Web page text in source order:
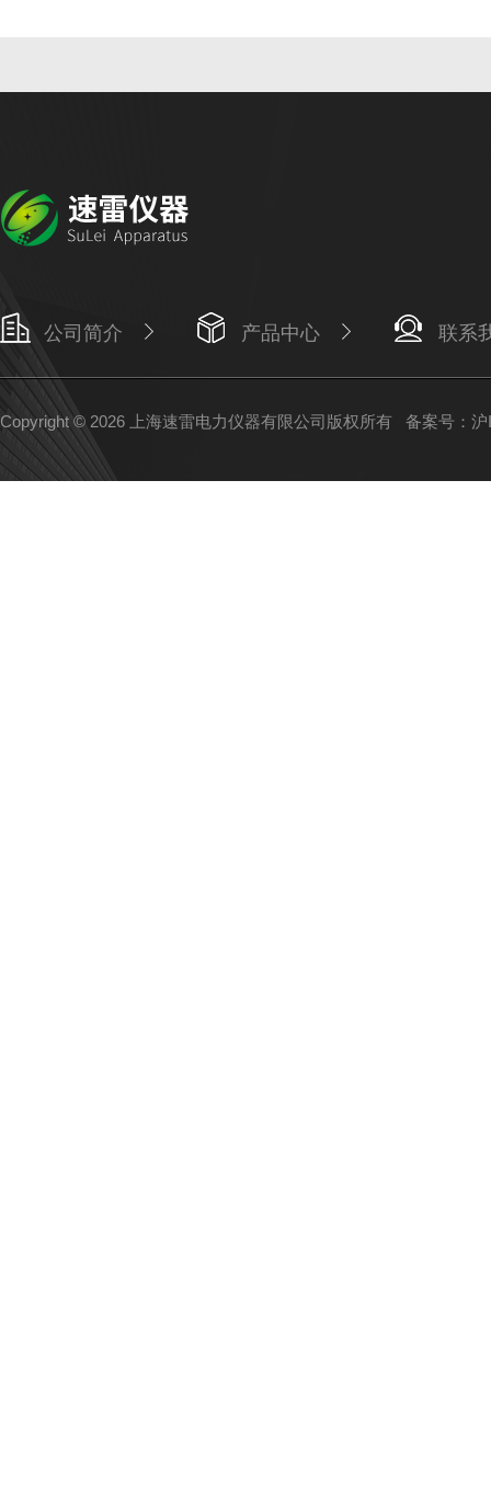
公司简介 产品中心 联系
Copyright © 2026 上海速雷电力仪器有限公司版权所有 备案号：